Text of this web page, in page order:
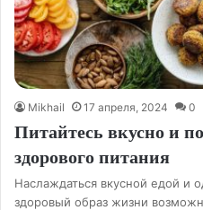
Mikhail 17 апреля, 2024 0
Питайтесь вкусно и
здорового питания
Наслаждаться вкусной едой и
здоровый образ жизни